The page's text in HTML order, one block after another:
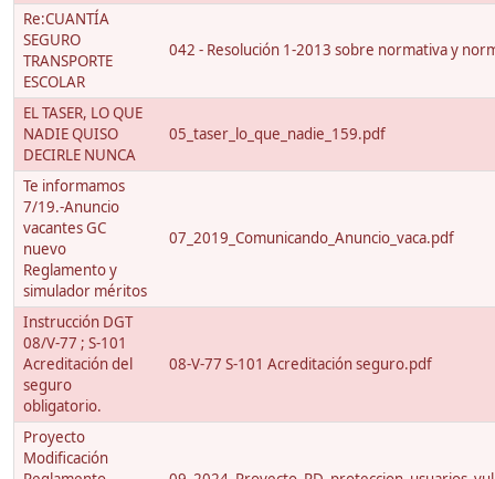
Re:CUANTÍA
SEGURO
TRANSPORTE
ESCOLAR
042 - Resolución 1-2013 sobre normativa y
EL TASER, LO QUE
NADIE QUISO
DECIRLE NUNCA
05_taser_lo_que_nadie_159.pdf
Te informamos
7/19.-Anuncio
vacantes GC
nuevo
Reglamento y
simulador méritos
07_2019_Comunicando_Anuncio_vaca.pdf
Instrucción DGT
08/V-77 ; S-101
Acreditación del
seguro
obligatorio.
08-V-77 S-101 Acreditación seguro.pdf
Proyecto
Modificación